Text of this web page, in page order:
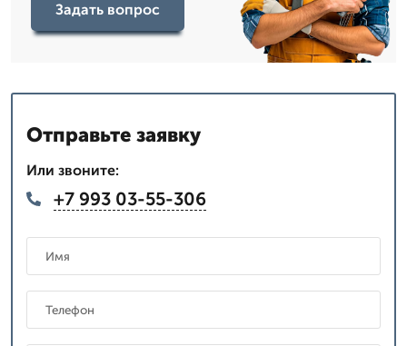
Задать вопрос
Отправьте заявку
Или звоните:
+7 993 03-55-306